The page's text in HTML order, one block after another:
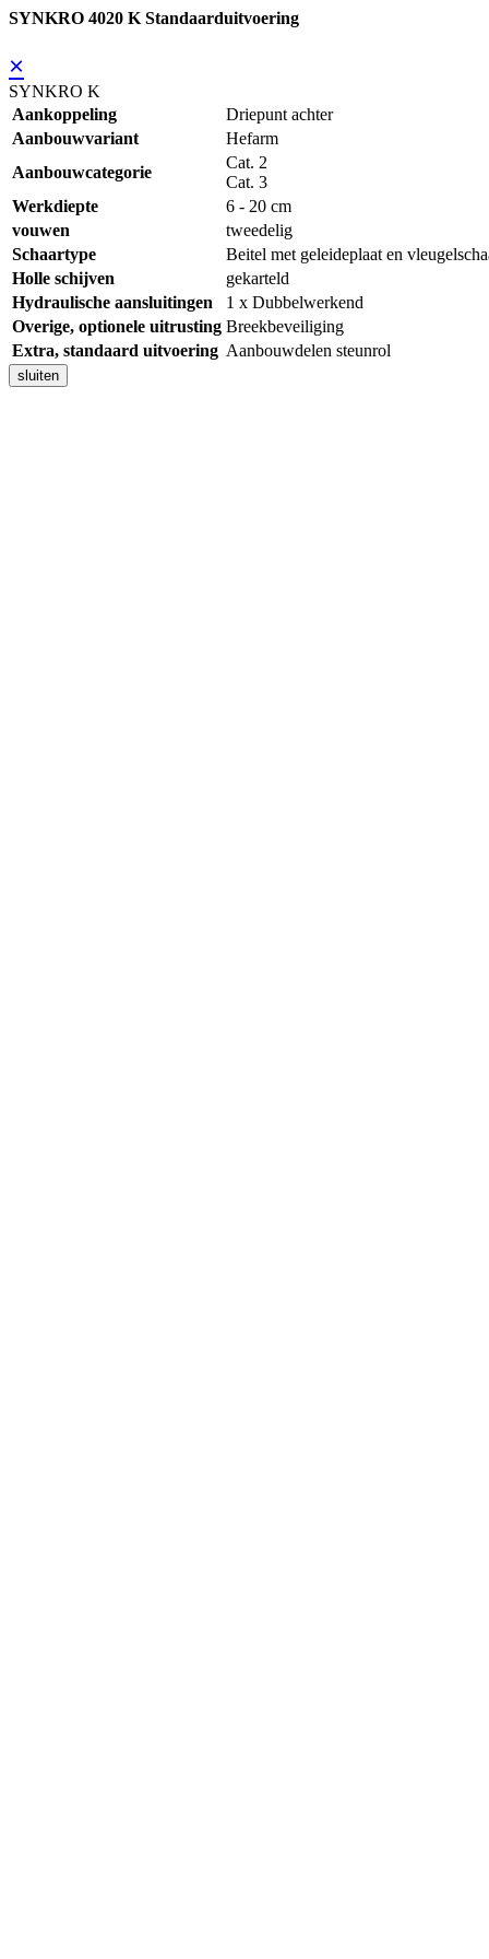
SYNKRO 4020 K Standaarduitvoering
×
SYNKRO K
Aankoppeling
Driepunt achter
Aanbouwvariant
Hefarm
Aanbouwcategorie
Cat. 2
Cat. 3
Werkdiepte
6 - 20 cm
vouwen
tweedelig
Schaartype
Beitel met geleideplaat en
Holle schijven
gekarteld
Hydraulische aansluitingen
1 x Dubbelwerkend
Overige, optionele uitrusting Breekbeveiliging
Extra, standaard uitvoering Aanbouwdelen steunrol
sluiten